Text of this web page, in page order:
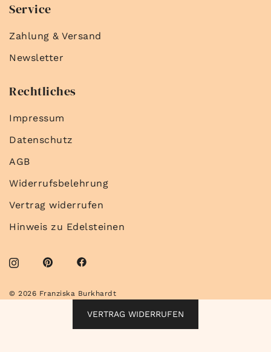
Service
Zahlung & Versand
Newsletter
Rechtliches
Impressum
Datenschutz
AGB
Widerrufsbelehrung
Vertrag widerrufen
Hinweis zu Edelsteinen
© 2026 Franziska Burkhardt
VERTRAG WIDERRUFEN